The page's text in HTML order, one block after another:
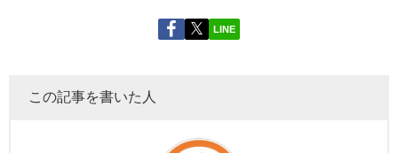
LINE
この記事を書いた人